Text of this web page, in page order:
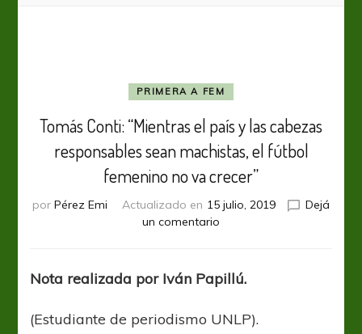
PRIMERA A FEM
Tomás Conti: “Mientras el país y las cabezas
responsables sean machistas, el fútbol
femenino no va crecer”
por Pérez Emi Actualizado en 15 julio, 2019
Dejá
un comentario
“Mientras
el
y
Nota realizada por Iván Papillú.
(Estudiante de periodismo UNLP).